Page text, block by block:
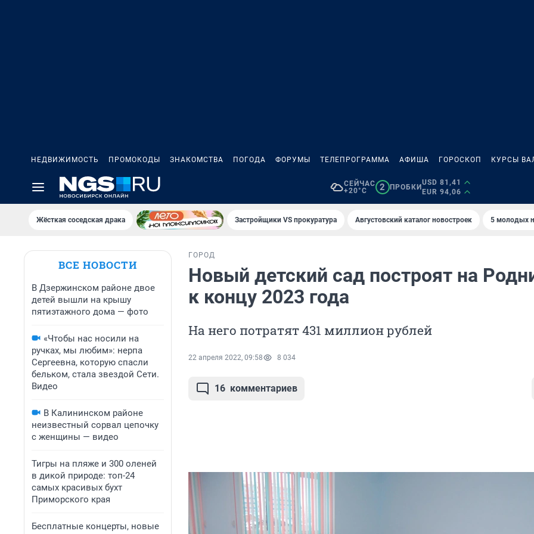
НЕДВИЖИМОСТЬ ПРОМОКОДЫ ЗНАКОМСТВА ПОГОДА ФОРУМЫ ТЕЛЕПРОГРАММА АФИША ГОРОСКОП КУРСЫ
СЕЙЧАС
+20°C
2 ПРОБКИ
USD 81,41
EUR 94,06
Жёсткая соседская драка Застройщики VS прокуратура Августовский каталог новостроек 5 молодых
ВСЕ НОВОСТИ
В Дзержинском районе двое
детей вышли на крышу
пятиэтажного дома — фото
«Чтобы нас носили на
ручках, мы любим»: нерпа
Сергеевна, которую спасли
бельком, стала звездой Сети.
Видео
В Калининском районе
неизвестный сорвал цепочку
с женщины — видео
Тигры на пляже и 300 оленей
в дикой природе: топ-24
самых красивых бухт
Приморского края
Бесплатные концерты, новые
ГОРОД
Новый детский сад построят на
к концу 2023 года
На него потратят 431 миллион рублей
22 апреля 2022, 09:58 8 034
16 комментариев